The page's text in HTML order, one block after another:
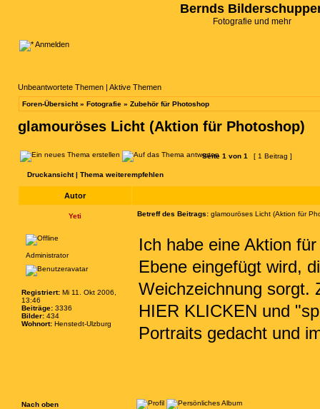
Bernds
Fotografie und mehr
Anmelden
Unbeantwortete Themen | Aktive Themen
Foren-Übersicht» Fotografie » Zubehör für Photoshop
glamouröses Licht (Aktion für Photoshop)
Seite 1 von 1 [ 1 Beitrag ]
Druckansicht| Thema weiterempfehlen
Autor
Yeti Betreff des Beitrags: glamouröses Licht (Aktion für
Administrator
Registriert: Mi 11. Okt 2006,
13:46
Beiträge: 3336
Bilder: 434
Wohnort: Henstedt-Ulzburg
Ich habe eine Aktion
Ebene eingefügt wird,
Weichzeichnung sorgt.
HIER KLICKEN und
Portraits gedacht und
Nach oben